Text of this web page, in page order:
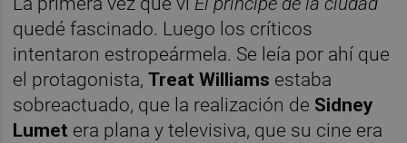
quedé fascinado. Luego los críticos
intentaron estropeármela. Se leía por ahí que
el protagonista,Treat Williams estaba
sobreactuado, que la realización de Sidney
Lumet era plana y televisiva, que su cine era